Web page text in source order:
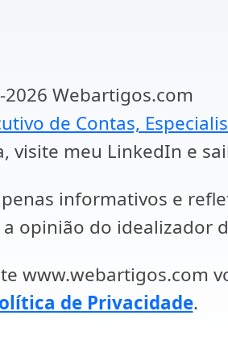
Webartigos.com
de Contas,
visite meu LinkedIn e
informativos e
opinião do idealizador
www.webartigos.com
de Privacidade.